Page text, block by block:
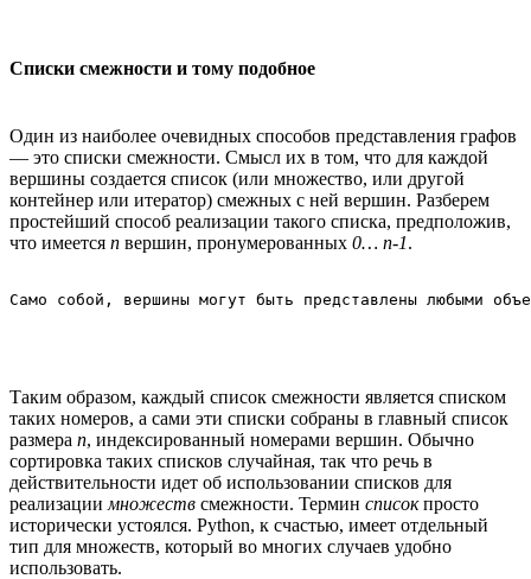
Списки смежности и тому подобное
Один из наиболее очевидных способов представления графов
— это списки смежности. Смысл их в том, что для каждой
вершины создается список (или множество, или другой
контейнер или итератор) смежных с ней вершин. Разберем
простейший способ реализации такого списка, предположив,
что имеется n вершин, пронумерованных 0… n-1.
Таким образом, каждый список смежности является списком
таких номеров, а сами эти списки собраны в главный список
размера n, индексированный номерами вершин. Обычно
сортировка таких списков случайная, так что речь в
действительности идет об использовании списков для
реализации множеств смежности. Термин списокпросто
исторически устоялся. Python, к счастью, имеет отдельный
тип для множеств, который во многих случаев удобно
использовать.